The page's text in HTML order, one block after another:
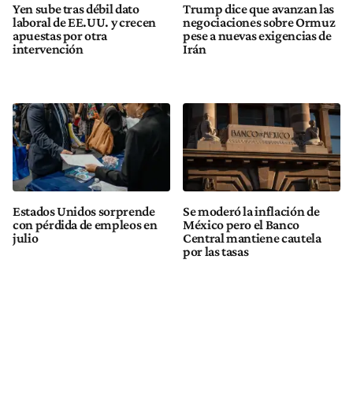
Yen sube tras débil dato
laboral de EE.UU. y crecen
apuestas por otra
intervención
Trump dice que avanzan las
negociaciones sobre Ormuz
pese a nuevas exigencias de
Irán
Estados Unidos sorprende
con pérdida de empleos en
julio
Se moderó la inflación de
México pero el Banco
Central mantiene cautela
por las tasas